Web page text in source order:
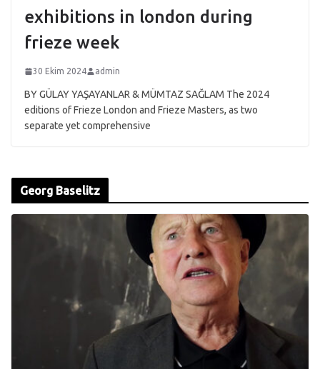
exhibitions in london during
frieze week
30 Ekim 2024 admin
BY GÜLAY YAŞAYANLAR & MÜMTAZ SAĞLAM The 2024
editions of Frieze London and Frieze Masters, as two
separate yet comprehensive
Georg Baselitz